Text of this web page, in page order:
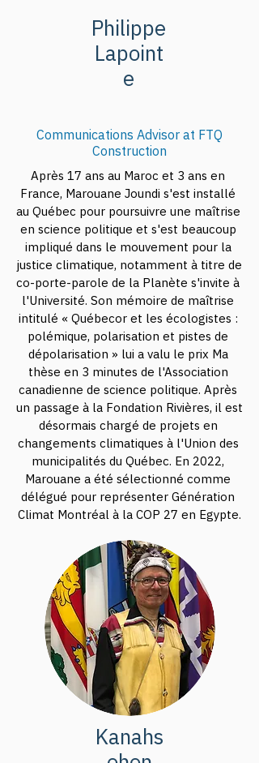
Join our Climate Ambition
Breakfast to learn more about
climate change issues and
negotiations.
Philippe
Lapoint
e
Communications Advisor at FTQ
Construction
Après 17 ans au Maroc et 3 ans en
France, Marouane Joundi s'est installé
au Québec pour poursuivre une maîtrise
en science politique et s'est beaucoup
impliqué dans le mouvement pour la
justice climatique, notamment à titre de
co-porte-parole de la Planète s'invite à
l'Université. Son mémoire de maîtrise
intitulé « Québecor et les écologistes :
polémique, polarisation et pistes de
dépolarisation » lui a valu le prix Ma
thèse en 3 minutes de l'Association
canadienne de science politique. Après
un passage à la Fondation Rivières, il est
désormais chargé de projets en
changements climatiques à l'Union des
municipalités du Québec. En 2022,
Marouane a été sélectionné comme
délégué pour représenter Génération
Climat Montréal à la COP 27 en Egypte.
Kanahs